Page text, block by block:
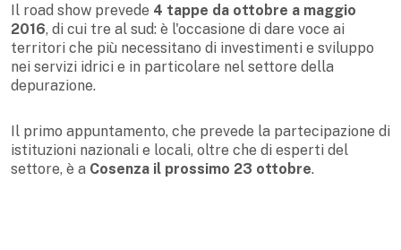
Il road show prevede 4 tappe da ottobre a maggio
2016, di cui tre al sud: è l'occasione di dare voce ai
territori che più necessitano di investimenti e sviluppo
nei servizi idrici e in particolare nel settore della
depurazione.
Il primo appuntamento, che prevede la partecipazione di
istituzioni nazionali e locali, oltre che di esperti del
settore, è a Cosenza il prossimo 23 ottobre.